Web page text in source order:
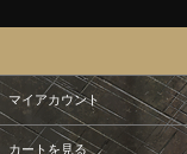
マイアカウント
カートを見る